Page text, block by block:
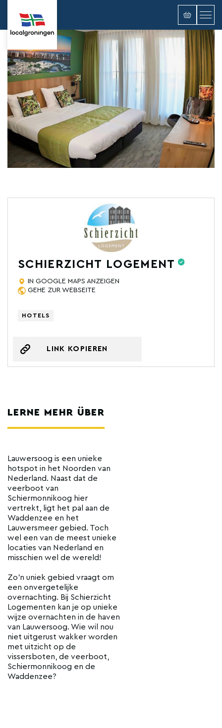
SCHIERZICHT LOGEMENT
IN GOOGLE MAPS ANZEIGEN
GEHE ZUR WEBSEITE
HOTELS
LINK KOPIEREN
LERNE MEHR ÜBER
Lauwersoog is een unieke
hotspot in het Noorden van
Nederland. Naast dat de
veerboot van
Schiermonnikoog hier
vertrekt, ligt het pal aan de
Waddenzee en het
Lauwersmeer gebied. Toch
wel een van de meest unieke
locaties van Nederland en
misschien wel de wereld!
Zo’n uniek gebied vraagt om
een onvergetelijke
overnachting. Bij Schierzicht
Logementen kan je op unieke
wijze overnachten in de haven
van Lauwersoog. Wie wil nou
niet uitgerust wakker worden
met uitzicht op de
vissersboten, de veerboot,
Schiermonnikoog en de
Waddenzee?